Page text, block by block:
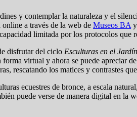
y contemplar la naturaleza y el
a través de la web de Museos BA
limitada por los protocolos que
disfrutar del ciclo Esculturas en el Jardín
virtual y ahora se puede apreciar
rescatando los matices y contrastes
ecuestres de bronce, a escala
puede verse de manera digital en la